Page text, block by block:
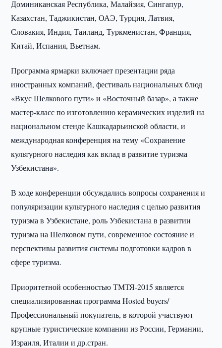
Доминиканская Республика, Малайзия, Сингапур,
Казахстан, Таджикистан, ОАЭ, Турция, Латвия,
Словакия, Индия, Таиланд, Туркменистан, Франция,
Китай, Испания, Вьетнам.
Программа ярмарки включает презентации ряда
иностранных компаний, фестиваль национальных блюд
«Вкус Шелкового пути» и «Восточный базар», а также
мастер-класс по изготовлению керамических изделий на
национальном стенде Кашкадарьинской области, и
международная конференция на тему «Сохранение
культурного наследия как вклад в развитие туризма
Узбекистана».
В ходе конференции обсуждались вопросы сохранения и
популяризации культурного наследия с целью развития
туризма в Узбекистане, роль Узбекистана в развитии
туризма на Шелковом пути, современное состояние и
перспективы развития системы подготовки кадров в
сфере туризма.
Приоритетной особенностью ТМТЯ-2015 является
специализированная программа Hosted buyers/
Профессиональный покупатель, в которой участвуют
крупные туристические компании из России, Германии,
Израиля, Италии и др.стран.